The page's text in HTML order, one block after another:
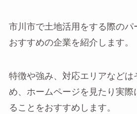
市川市で土地活用をする際のパ
おすすめの企業を紹介します。
特徴や強み、対応エリアなどは
め、ホームページを見たり実際
ることをおすすめします。